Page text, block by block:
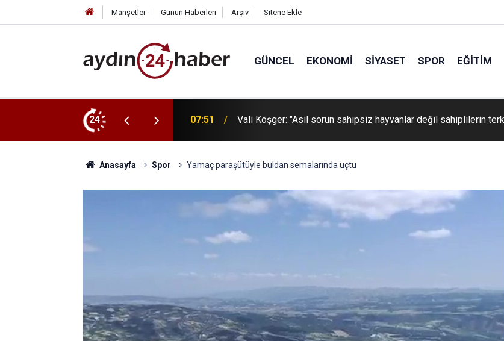
Manşetler Günün Haberleri Arşiv Sitene Ekle
GÜNCEL EKONOMI SIYASET SPOR EĞITIM
24
değil sahiplilerin terk edilmesi" 06:58 Beyağaç Belediyesi araç filosunu öz kaynaklarıyla güçlendiriyor
Anasayfa Spor Yamaç paraşütüyle buldan semalarında uçtu